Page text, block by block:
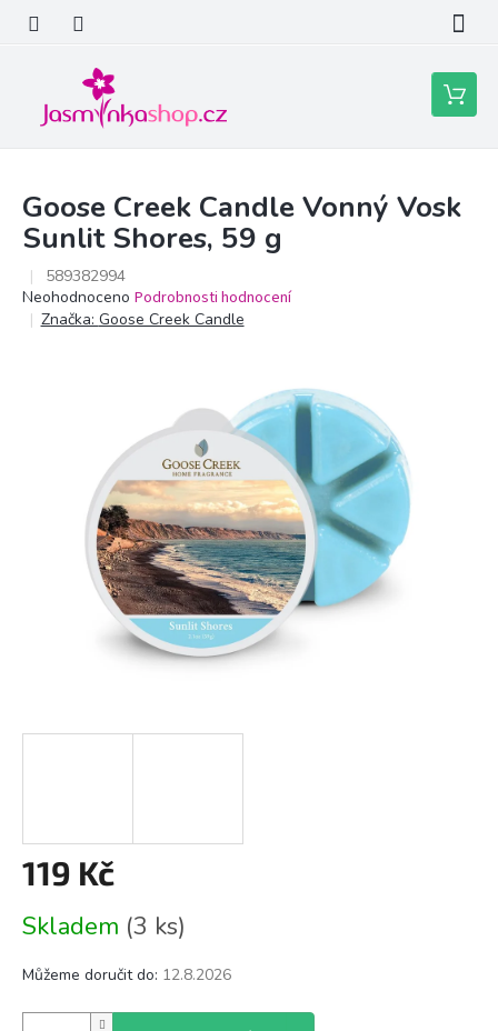
obsah
Nákupní
košík
Goose Creek Candle Vonný Vosk
Sunlit Shores, 59 g
589382994
Průměrné
hodnocení
Neohodnoceno Podrobnosti hodnocení
Značka: Goose Creek Candle
119 Kč
cena:
Skladem (3 ks)
Můžeme doručit do: 12.8.2026